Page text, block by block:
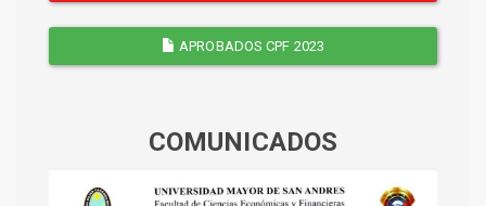
APROBADOS CPF 2023
COMUNICADOS